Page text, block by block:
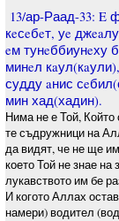
13/ар-Раад-33: E
кeсeбeт, уe
eм тунeббиунeху
минeл
судду aнис
мин хад(хадин).
Нима не е Той, Който
те съдружници на
да видят, че не ще
което Той не знае
лукавството им бе
И когото Аллах
намери) водител